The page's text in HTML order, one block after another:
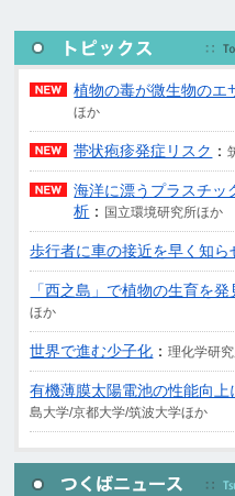
植物の毒が微生物のエ
ほか
帯状疱疹発症リスク ：
海洋に漂うプラスチッ
析 ： 国立環境研究所ほか
歩行者に車の接近を早く知ら
「西之島」で植物の生育を発
ほか
世界で進む少子化 ：理化学研
有機薄膜太陽電池の性能向
島大学/京都大学/筑波大学ほか